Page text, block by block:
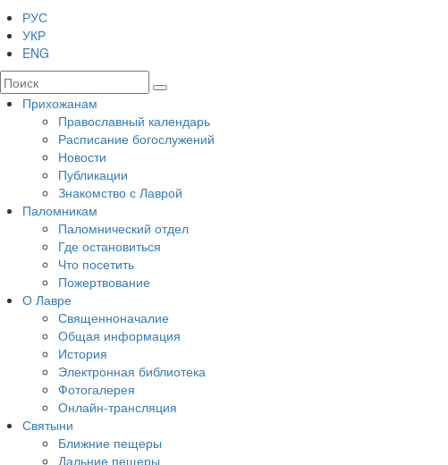
РУС
УКР
ENG
Прихожанам
Православный календарь
Расписание богослужений
Новости
Публикации
Знакомство с Лаврой
Паломникам
Паломнический отдел
Где остановиться
Что посетить
Пожертвование
О Лавре
Священноначалие
Общая информация
История
Электронная библиотека
Фотогалерея
Онлайн-трансляция
Святыни
Ближние пещеры
Дальние пещеры